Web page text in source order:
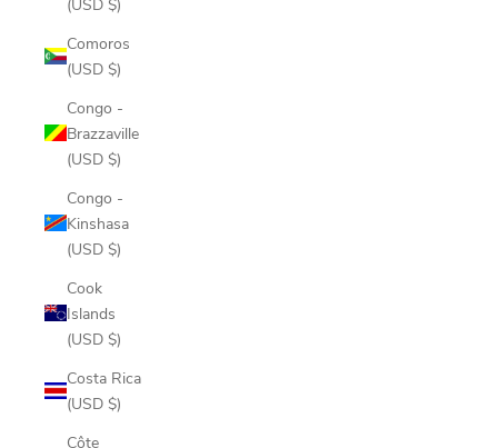
Comoros
(USD $)
Congo -
Brazzaville
(USD $)
Congo -
Kinshasa
(USD $)
Cook
Islands
(USD $)
Costa Rica
(USD $)
Côte